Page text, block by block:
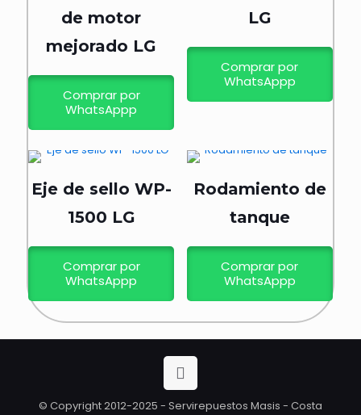
de motor
mejorado LG
Comprar por
WhatsAppp
LG
Comprar por
WhatsAppp
Eje de sello WP-
1500 LG
Comprar por
WhatsAppp
Rodamiento de
tanque
Comprar por
WhatsAppp
© Copyright 2012-2025 - Servirepuestos Masis - Costa